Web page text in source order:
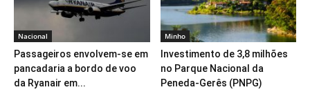
Nacional
Passageiros envolvem-se em
pancadaria a bordo de voo
da Ryanair em...
Minho
Investimento de 3,8 milhões
no Parque Nacional da
Peneda-Gerês (PNPG)